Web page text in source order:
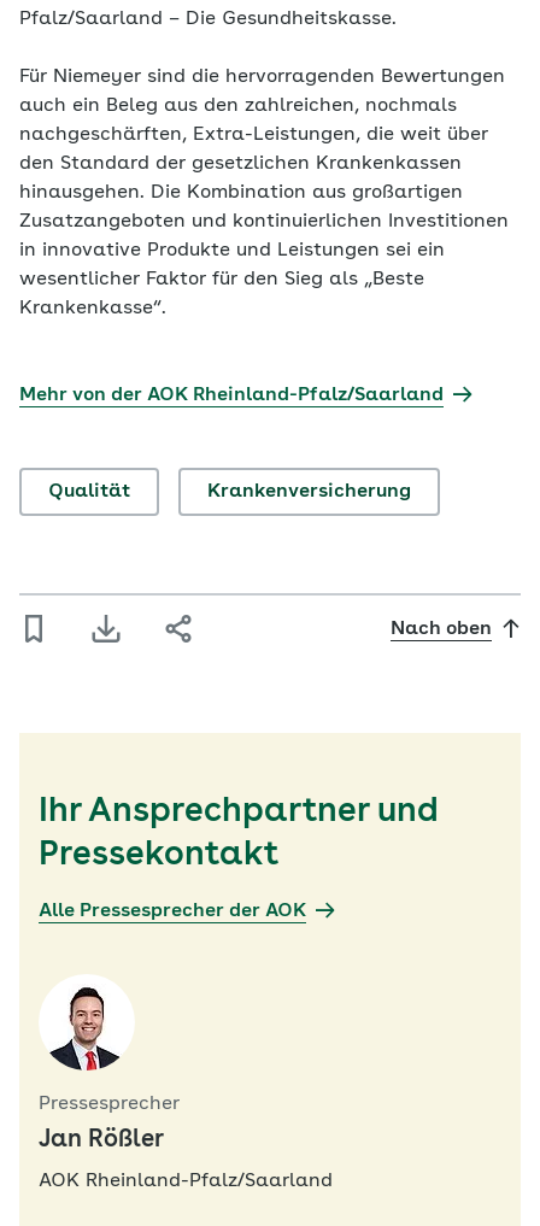
Pfalz/Saarland – Die Gesundheitskasse.
Für Niemeyer sind die hervorragenden Bewertungen
auch ein Beleg aus den zahlreichen, nochmals
nachgeschärften, Extra-Leistungen, die weit über
den Standard der gesetzlichen Krankenkassen
hinausgehen. Die Kombination aus großartigen
Zusatzangeboten und kontinuierlichen Investitionen
in innovative Produkte und Leistungen sei ein
wesentlicher Faktor für den Sieg als „Beste
Krankenkasse“.
Mehr von der AOK Rheinland-Pfalz/Saarland
Qualität Krankenversicherung
Nach oben
Ihr Ansprechpartner und
Pressekontakt
Alle Pressesprecher der AOK
Pressesprecher
Jan Rößler
AOK Rheinland-Pfalz/Saarland